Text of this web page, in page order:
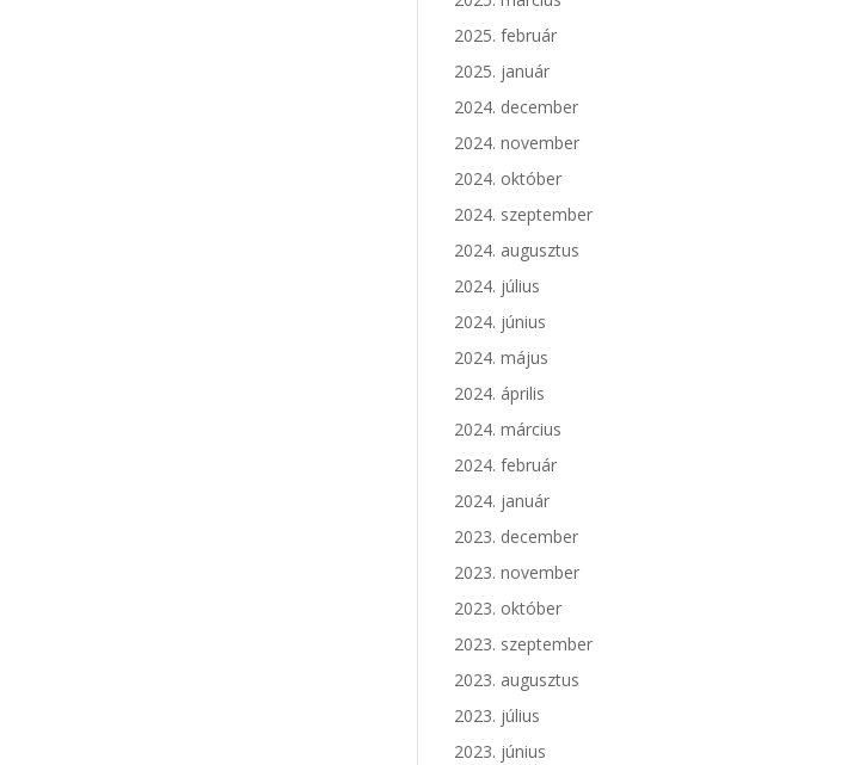
2025. február
2025. január
2024. december
2024. november
2024. október
2024. szeptember
2024. augusztus
2024. július
2024. június
2024. május
2024. április
2024. március
2024. február
2024. január
2023. december
2023. november
2023. október
2023. szeptember
2023. augusztus
2023. július
2023. június